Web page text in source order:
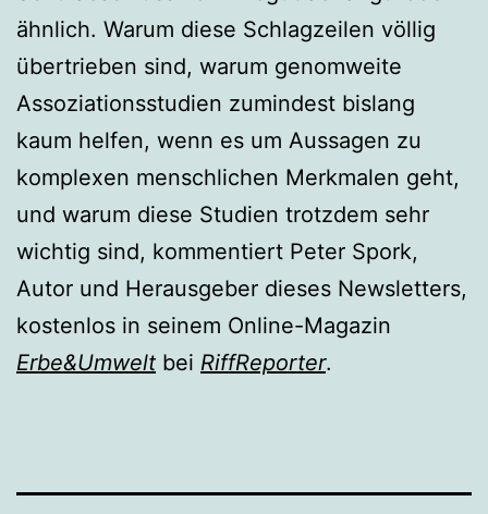
ähnlich. Warum diese Schlagzeilen völlig
übertrieben sind, warum genomweite
Assoziationsstudien zumindest bislang
kaum helfen, wenn es um Aussagen zu
komplexen menschlichen Merkmalen geht,
und warum diese Studien trotzdem sehr
wichtig sind, kommentiert Peter Spork,
Autor und Herausgeber dieses Newsletters,
kostenlos in seinem Online-Magazin
Erbe&Umwelt bei RiffReporter.